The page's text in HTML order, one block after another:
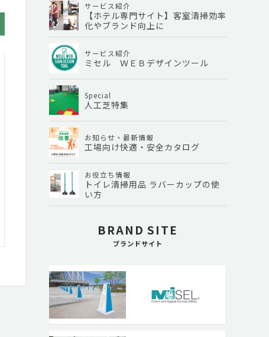
サービス紹介
【ホテル専門サイト】客室清掃効率
化やブランド向上に
サービス紹介
ミセル ＷＥＢデザインツール
Special
人工芝特集
お知らせ・最新情報
工場向け快適・安全カタログ
お役立ち情報
トイレ清掃用品 ラバーカップの使
い方
BRAND SITE
ブランドサイト